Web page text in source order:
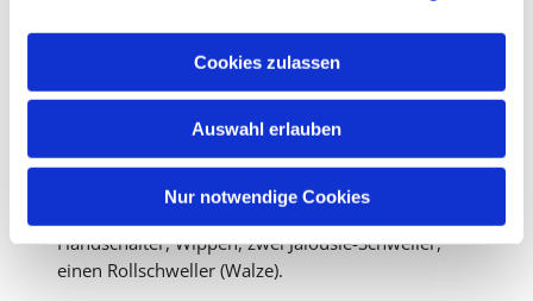
Cookies zulassen
Auswahl erlauben
Nur notwendige Cookies
eine elektrische Traktur. Damals bekam die Orgel
Rückpositiv wurde aus Geld- und Mutmangel aber
nie gebaut. So sind das oberste und das unterste
Manual der Orgel identisch.
Die Orgel verfügt über zahlreiche Spielhilfen: u.a.
vier bis sechs freie Kombinationen, Fuß- und
Handschalter, Wippen, zwei Jalousie-Schweller,
einen Rollschweller (Walze).